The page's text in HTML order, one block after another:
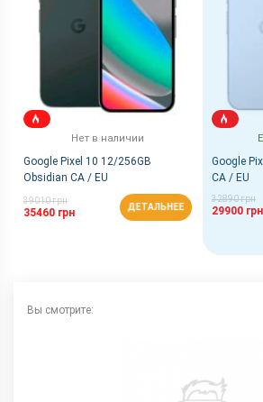
Нет в наличии
Google Pixel 10 12/256GB
Obsidian CA / EU
39010 грн
35460 грн ДЕТАЛЬНЕЕ
Google
CA / EU
32890 грн
29900 грн
Вы смотрите: